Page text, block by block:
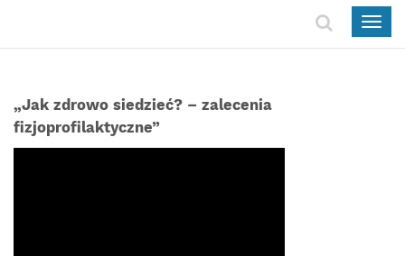
„Jak zdrowo siedzieć? – zalecenia
fizjoprofilaktyczne”